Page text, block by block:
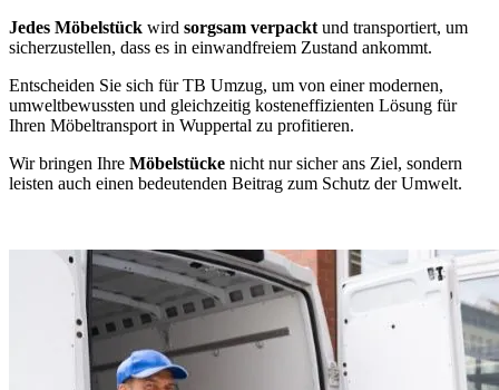
Jedes Möbelstück wird sorgsam verpackt und transportiert, um
sicherzustellen, dass es in einwandfreiem Zustand ankommt.
Entscheiden Sie sich für TB Umzug, um von einer modernen,
umweltbewussten und gleichzeitig kosteneffizienten Lösung für
Ihren Möbeltransport in Wuppertal zu profitieren.
Wir bringen Ihre Möbelstücke nicht nur sicher ans Ziel, sondern
leisten auch einen bedeutenden Beitrag zum Schutz der Umwelt.